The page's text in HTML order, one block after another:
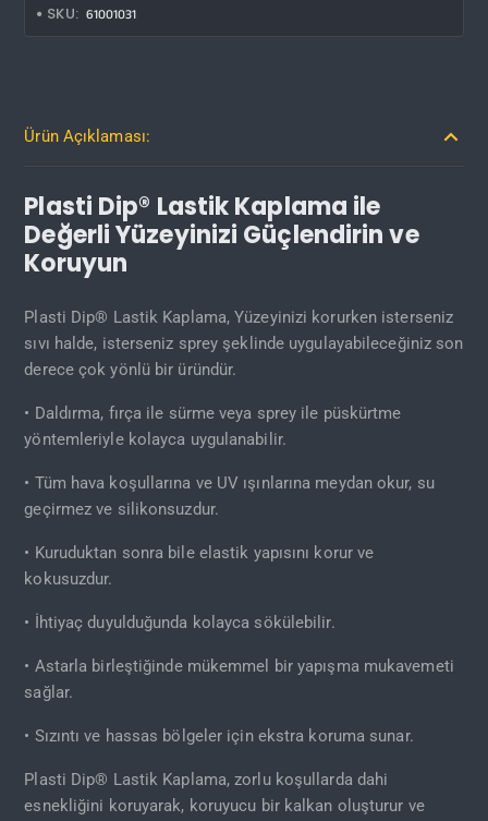
SKU: 61001031
Ürün Açıklaması:
Plasti Dip® Lastik Kaplama ile
Değerli Yüzeyinizi Güçlendirin ve
Koruyun
Plasti Dip® Lastik Kaplama, Yüzeyinizi korurken isterseniz
sıvı halde, isterseniz sprey şeklinde uygulayabileceğiniz son
derece çok yönlü bir üründür.
• Daldırma, fırça ile sürme veya sprey ile püskürtme
yöntemleriyle kolayca uygulanabilir.
• Tüm hava koşullarına ve UV ışınlarına meydan okur, su
geçirmez ve silikonsuzdur.
• Kuruduktan sonra bile elastik yapısını korur ve
kokusuzdur.
• İhtiyaç duyulduğunda kolayca sökülebilir.
• Astarla birleştiğinde mükemmel bir yapışma mukavemeti
sağlar.
• Sızıntı ve hassas bölgeler için ekstra koruma sunar.
Plasti Dip® Lastik Kaplama, zorlu koşullarda dahi
esnekliğini koruyarak, koruyucu bir kalkan oluşturur ve